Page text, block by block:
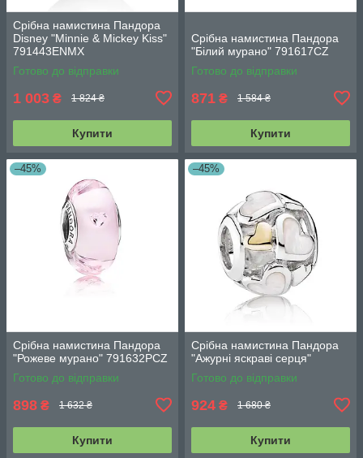
Срібна намистина Пандора
Disney "Minnie & Mickey Kiss"
791443ENMX
Готово до відправки
1 003 ₴ 1 824 ₴
Купити
Срібна намистина Пандора
"Білий мурано" 791617CZ
Готово до відправки
871 ₴ 1 584 ₴
Купити
–45%
Срібна намистина Пандора
"Рожеве мурано" 791632PCZ
Готово до відправки
898 ₴ 1 632 ₴
Купити
–45%
Срібна намистина Пандора
"Ажурні яскраві серця"
Готово до відправки
924 ₴ 1 680 ₴
Купити